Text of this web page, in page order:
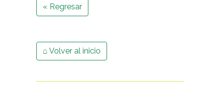
« Regresar
⌂ Volver al inicio